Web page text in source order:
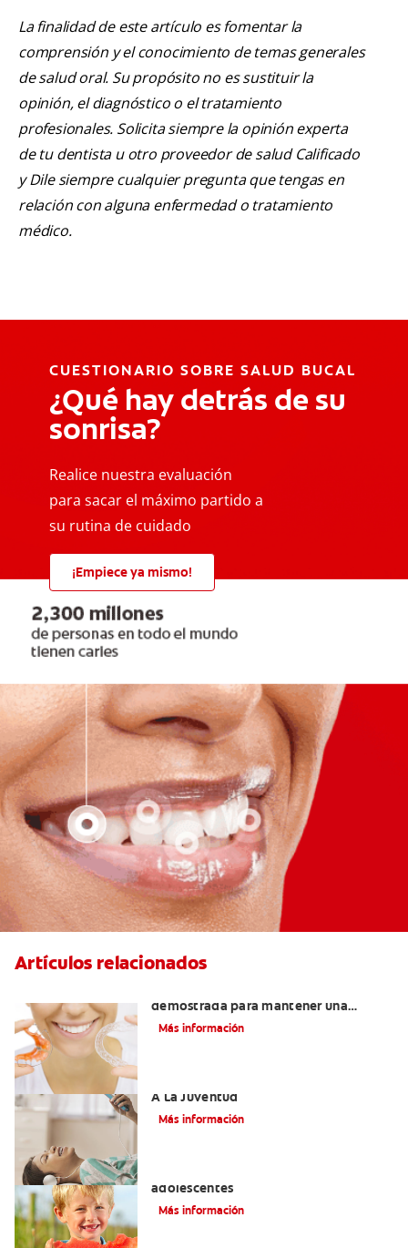
La finalidad de este artículo es fomentar la
comprensión y el conocimiento de temas generales
de salud oral. Su propósito no es sustituir la
opinión, el diagnóstico o el tratamiento
profesionales. Solicita siempre la opinión experta
de tu dentista u otro proveedor de salud Calificado
y Dile siempre cualquier pregunta que tengas en
relación con alguna enfermedad o tratamiento
médico.
CUESTIONARIO SOBRE SALUD BUCAL
¿Qué hay detrás de su
sonrisa?
Realice nuestra evaluación
para sacar el máximo partido a
su rutina de cuidado
¡Empiece ya mismo!
Artículos relacionados
demostrada para mantener una
sonrisa derecha
Más información
A La Juventud
Más información
adolescentes
Más información